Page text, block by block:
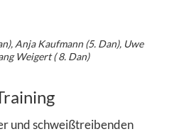
Anja Kaufmann (5. Dan), Uwe
Weigert ( 8. Dan)
und schweißtreibenden